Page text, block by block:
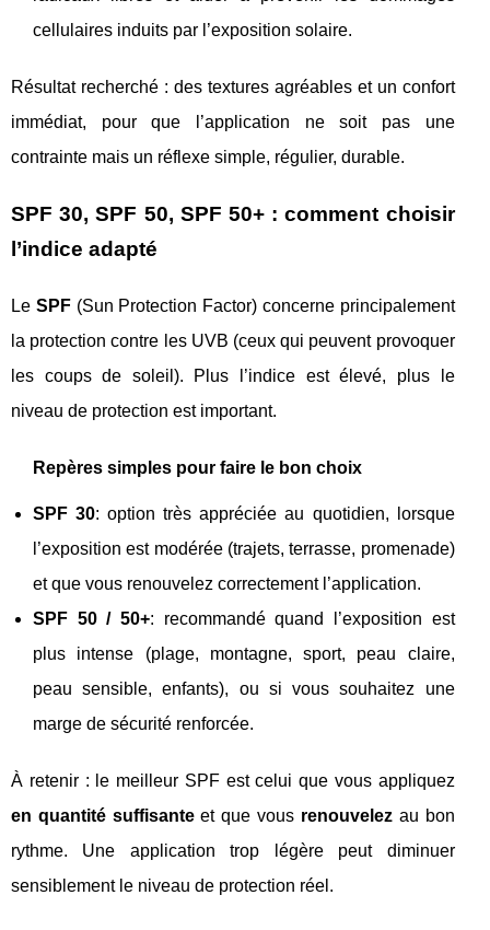
cellulaires induits par l’exposition solaire.
Résultat recherché : des textures agréables et un confort
immédiat, pour que l’application ne soit pas une
contrainte mais un réflexe simple, régulier, durable.
SPF 30, SPF 50, SPF 50+ : comment choisir
l’indice adapté
Le SPF(Sun Protection Factor) concerne principalement
la protection contre les UVB (ceux qui peuvent provoquer
les coups de soleil). Plus l’indice est élevé, plus le
niveau de protection est important.
Repères simples pour faire le bon choix
SPF 30: option très appréciée au quotidien, lorsque
l’exposition est modérée (trajets, terrasse, promenade)
et que vous renouvelez correctement l’application.
SPF 50 / 50+: recommandé quand l’exposition est
plus intense (plage, montagne, sport, peau claire,
peau sensible, enfants), ou si vous souhaitez une
marge de sécurité renforcée.
À retenir : le meilleur SPF est celui que vous appliquez
en quantité suffisanteet que vous renouvelezau bon
rythme. Une application trop légère peut diminuer
sensiblement le niveau de protection réel.